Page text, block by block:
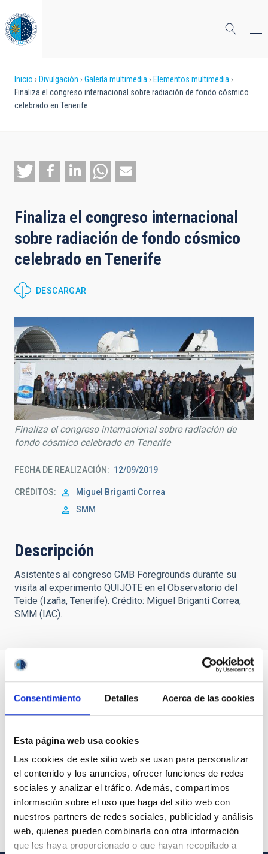
Consentimiento Detalles Acerca de las cookies
Esta página web usa cookies
Las cookies de este sitio web se usan para personalizar
el contenido y los anuncios, ofrecer funciones de redes
sociales y analizar el tráfico. Además, compartimos
información sobre el uso que haga del sitio web con
nuestros partners de redes sociales, publicidad y análisis
web, quienes pueden combinarla con otra información
que les haya proporcionado o que hayan recopilado a
al
contenido
principal
Sobrescribir
enlaces
a
la
navegación
Inicio Divulgación Galería multimedia
Elementos multimedia
Finaliza el congreso internacional sobre radiación de fondo cósmico
celebrado en Tenerife
Finaliza el congreso internacional
sobre radiación de fondo cósmico
celebrado en Tenerife
DESCARGAR
Finaliza el congreso internacional sobre radiación de
fondo cósmico celebrado en Tenerife
FECHA DE REALIZACIÓN 12/09/2019
CRÉDITOS
Miguel Briganti Correa
SMM
Descripción
Asistentes al congreso CMB Foregrounds durante su
visita al experimento QUIJOTE en el Observatorio del
Teide (Izaña, Tenerife). Crédito: Miguel Briganti Correa,
SMM (IAC).